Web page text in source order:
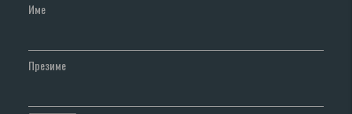
Име
Презиме